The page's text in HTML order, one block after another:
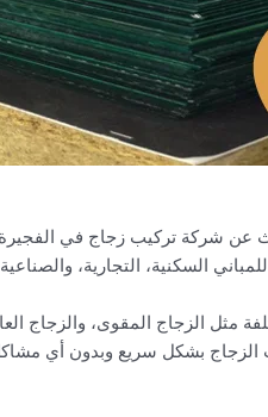
عن شركة تركيب زجاج في
للمباني السكنية، التجارية،
مثل الزجاج المقوى، والزجاج
بشكل سريع وبدون أي